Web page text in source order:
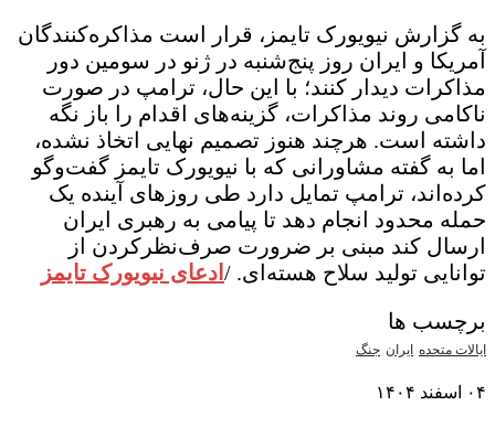
به گزارش نیویورک تایمز، قرار است مذاکره‌کنندگان
آمریکا و ایران روز پنج‌شنبه در ژنو در سومین دور
مذاکرات دیدار کنند؛ با این حال، ترامپ در صورت
ناکامی روند مذاکرات، گزینه‌های اقدام را باز نگه
داشته است. هرچند هنوز تصمیم نهایی اتخاذ نشده،
اما به گفته مشاورانی که با نیویورک تایمز گفت‌وگو
کرده‌اند، ترامپ تمایل دارد طی روزهای آینده یک
حمله محدود انجام دهد تا پیامی به رهبری ایران
ارسال کند مبنی بر ضرورت صرف‌نظرکردن از
توانایی تولید سلاح هسته‌ای. / ادعای نیویورک تایمز
برچسب ها
ایالات متحده ایران جنگ
۰۴ اسفند ۱۴۰۴